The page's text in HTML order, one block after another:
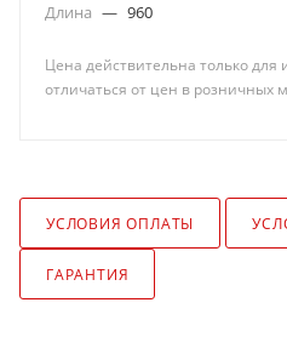
Длина — 960
Цена действительна только
отличаться от цен в розничных
УСЛОВИЯ ОПЛАТЫ
ГАРАНТИЯ